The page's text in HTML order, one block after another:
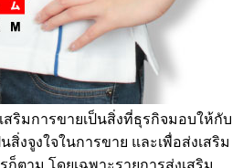
ริมการขายเป็นสิ่งที่ธุรกิจมอบให้กับ
งจูงใจในการขาย และเพื่อส่งเสริม
ตาม โดยเฉพาะรายการส่งเสริม